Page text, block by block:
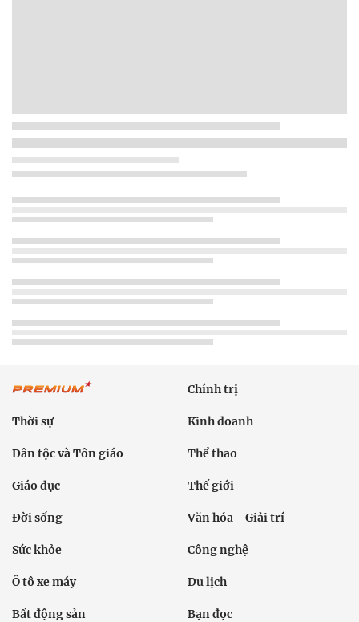
Chính trị
Thời sự Kinh doanh
Dân tộc và Tôn giáo Thể thao
Giáo dục Thế giới
Đời sống Văn hóa - Giải trí
Sức khỏe Công nghệ
Ô tô xe máy Du lịch
Bất động sản Bạn đọc